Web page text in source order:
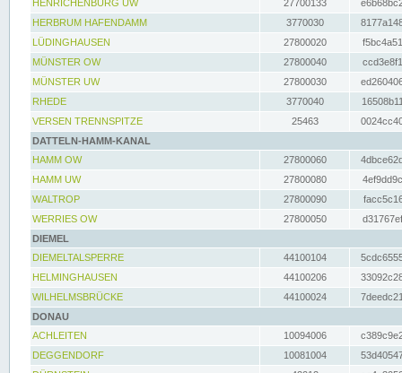
HENRICHENBURG UW
27700133
HERBRUM HAFENDAMM
3770030
LÜDINGHAUSEN
27800020
MÜNSTER OW
27800040
MÜNSTER UW
27800030
RHEDE
3770040
VERSEN TRENNSPITZE
25463
DATTELN-HAMM-KANAL
HAMM OW
27800060
HAMM UW
27800080
WALTROP
27800090
WERRIES OW
27800050
DIEMEL
DIEMELTALSPERRE
44100104
HELMINGHAUSEN
44100206
WILHELMSBRÜCKE
44100024
DONAU
ACHLEITEN
10094006
DEGGENDORF
10081004